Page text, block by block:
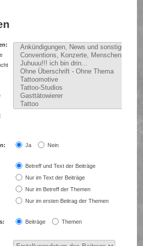
Ja Nein
Betreff und Text der Beiträge
Nur im Text der Beiträge
Nur im Betreff der Themen
Nur im ersten Beitrag der Themen
Beiträge Themen